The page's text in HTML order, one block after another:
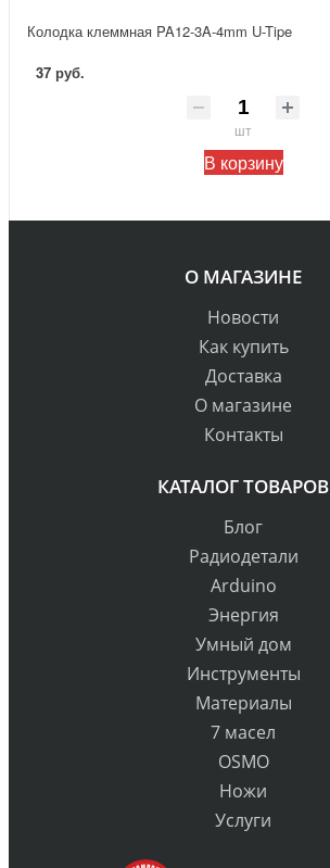
Колодка клеммная PA12-3A-4mm U-Tipe
37 руб.
шт
В корзину
О МАГАЗИНЕ
Новости
Как купить
Доставка
О магазине
Контакты
КАТАЛОГ ТОВАРОВ
Блог
Радиодетали
Arduino
Энергия
Умный дом
Инструменты
Материалы
7 масел
OSMO
Ножи
Услуги